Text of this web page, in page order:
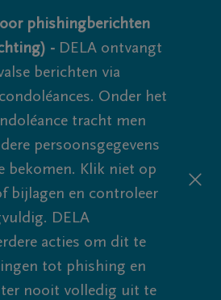
phishingberichten
- DELA ontvangt
berichten via
Onder het
tracht men
persoonsgegevens
bekomen. Klik niet op
bijlagen en controleer
DELA
acties om dit te
tot phishing en
nooit volledig uit te